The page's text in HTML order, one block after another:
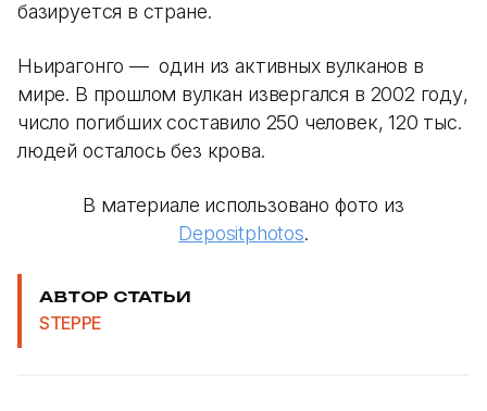
базируется в стране.
Ньирагонго — один из активных вулканов в
мире. В прошлом вулкан извергался в 2002 году,
число погибших составило 250 человек, 120 тыс.
людей осталось без крова.
В материале использовано фото из
Depositphotos.
АВТОР СТАТЬИ
STEPPE